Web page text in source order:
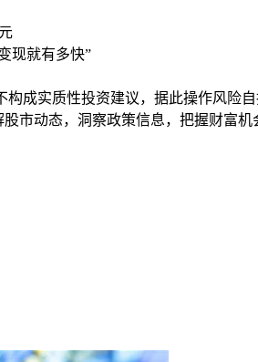
现就有多快”
成实质性投资建议，据此操作风险自
市动态，洞察政策信息，把握财富机